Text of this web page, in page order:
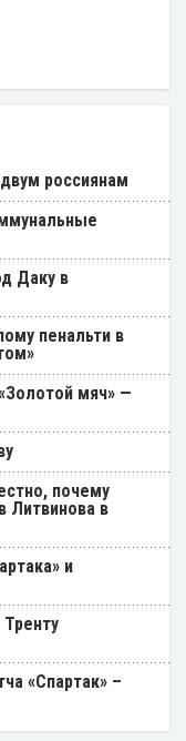
россиянам
Даку в
пенальти в
мяч» —
почему
Литвинова в
и
«Спартак» –